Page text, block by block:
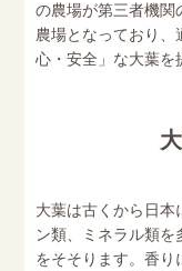
の農場が第三者機関
農場となっており、
心・安全」な大葉を
大葉は古くから日本
ン類、ミネラル類
をそそります。香